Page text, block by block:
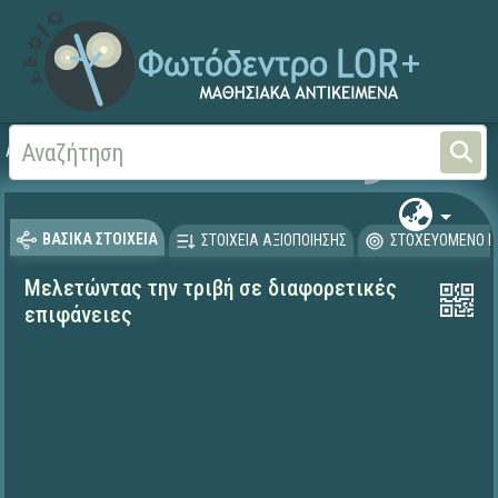
Αρχική Φυσικές Επιστήμες -
ΒΑΣΙΚΑ ΣΤΟΙΧΕΙΑ ΣΤΟΙΧΕΙΑ ΑΞΙΟΠΟΙΗΣΗΣ ΣΤΟΧΕΥΟΜΕΝΟ
Μελετώντας την τριβή σε διαφορετικές
επιφάνειες